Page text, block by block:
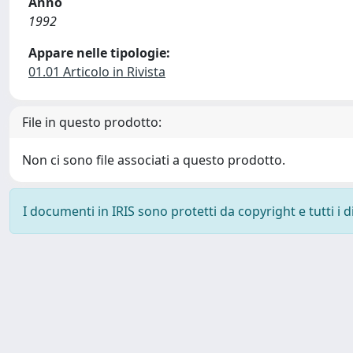
1992
Appare nelle tipologie:
01.01 Articolo in Rivista
File in questo prodotto:
Non ci sono file associati a questo prodotto.
I documenti in IRIS sono protetti da copyright e tutti i